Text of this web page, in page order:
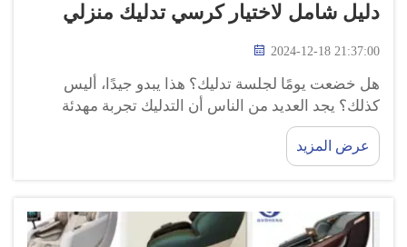
دليل شامل لاختيار كرسي تدليك منزلي
2024-12-18 21:37:00
هل خضعت يومًا لجلسة تدليك؟ هذا يبدو جيدًا، أليس
كذلك؟ يجد العديد من الناس أن التدليك تجربة مهدئة
للغاية. ربما لا تعرف أنك يمكنك الحصول على تدليك في
منزلك الخاص! نعم، هذا صحيح! خذ استراحة مع كرسي
التدليك، والتخلص من التوتر...
عرض المزيد